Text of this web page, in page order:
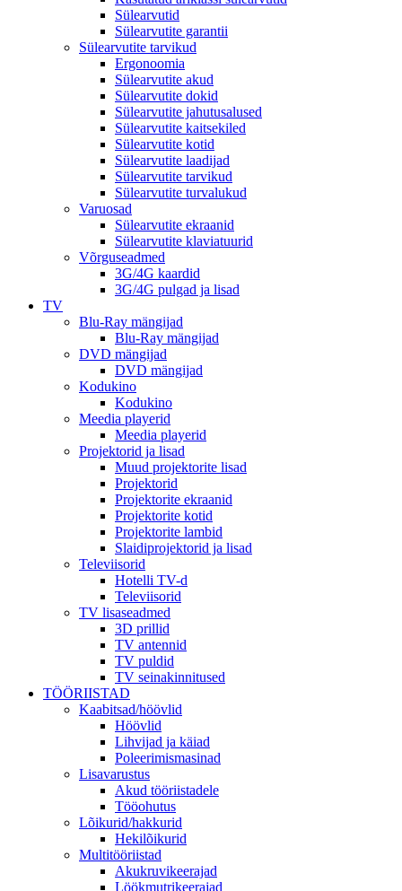
Sülearvutid
Sülearvutite garantii
Sülearvutite tarvikud
Ergonoomia
Sülearvutite akud
Sülearvutite dokid
Sülearvutite jahutusalused
Sülearvutite kaitsekiled
Sülearvutite kotid
Sülearvutite laadijad
Sülearvutite tarvikud
Sülearvutite turvalukud
Varuosad
Sülearvutite ekraanid
Sülearvutite klaviatuurid
Võrguseadmed
3G/4G kaardid
3G/4G pulgad ja lisad
TV
Blu-Ray mängijad
Blu-Ray mängijad
DVD mängijad
DVD mängijad
Kodukino
Kodukino
Meedia playerid
Meedia playerid
Projektorid ja lisad
Muud projektorite lisad
Projektorid
Projektorite ekraanid
Projektorite kotid
Projektorite lambid
Slaidiprojektorid ja lisad
Televiisorid
Hotelli TV-d
Televiisorid
TV lisaseadmed
3D prillid
TV antennid
TV puldid
TV seinakinnitused
TÖÖRIISTAD
Kaabitsad/höövlid
Höövlid
Lihvijad ja käiad
Poleerimismasinad
Lisavarustus
Akud tööriistadele
Tööohutus
Lõikurid/hakkurid
Hekilõikurid
Multitööriistad
Akukruvikeerajad
Löökmutrikeerajad